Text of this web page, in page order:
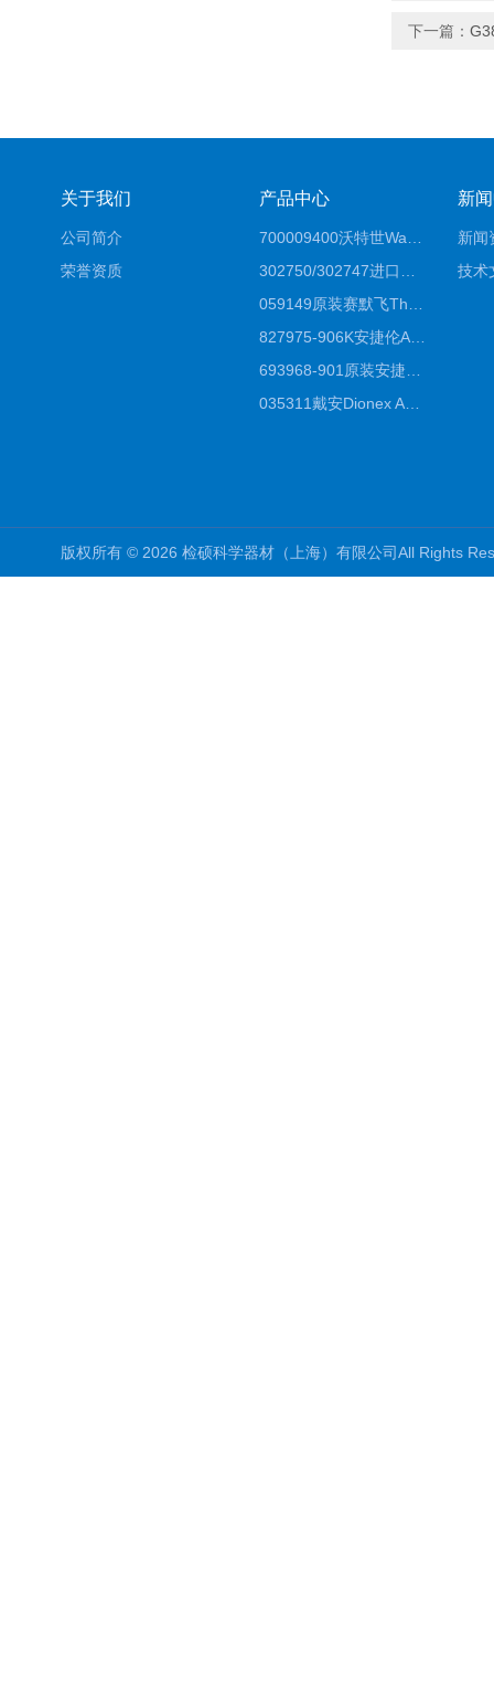
下一篇：
关于我们
公司简介
荣誉资质
产品中心
827975-906K安捷伦Agilent原装ZORBAX液相色谱柱*
035311戴安Dionex AS4分析柱阴离子交换色谱柱厂家
新
新闻
技术
版权所有 © 2026 检硕科学器材（上海）有限公司All Rights